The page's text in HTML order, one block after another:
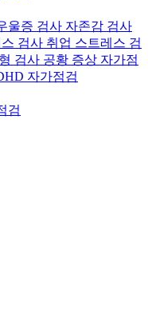
울증 검사 자존감 검사
검사 취업 스트레스 검
검사 공황 증상 자가점
자가점검
검